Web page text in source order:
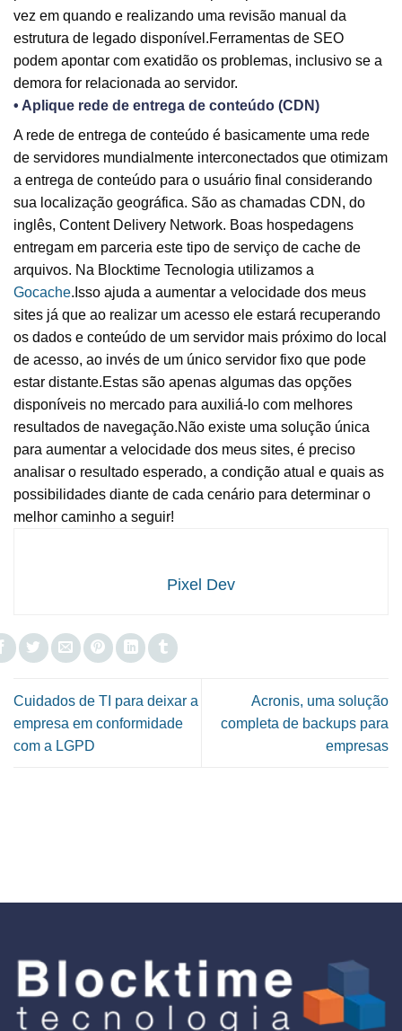
vez em quando e realizando uma revisão manual da
estrutura de legado disponível.Ferramentas de SEO
podem apontar com exatidão os problemas, inclusivo se a
demora for relacionada ao servidor.
• Aplique rede de entrega de conteúdo (CDN)
A rede de entrega de conteúdo é basicamente uma rede
de servidores mundialmente interconectados que otimizam
a entrega de conteúdo para o usuário final considerando
sua localização geográfica. São as chamadas CDN, do
inglês, Content Delivery Network. Boas hospedagens
entregam em parceria este tipo de serviço de cache de
arquivos. Na Blocktime Tecnologia utilizamos a
Gocache.Isso ajuda a aumentar a velocidade dos meus
sites já que ao realizar um acesso ele estará recuperando
os dados e conteúdo de um servidor mais próximo do local
de acesso, ao invés de um único servidor fixo que pode
estar distante.Estas são apenas algumas das opções
disponíveis no mercado para auxiliá-lo com melhores
resultados de navegação.Não existe uma solução única
para aumentar a velocidade dos meus sites, é preciso
analisar o resultado esperado, a condição atual e quais as
possibilidades diante de cada cenário para determinar o
melhor caminho a seguir!
Pixel Dev
Cuidados de TI para deixar a
empresa em conformidade
com a LGPD
Acronis, uma solução
completa de backups para
empresas